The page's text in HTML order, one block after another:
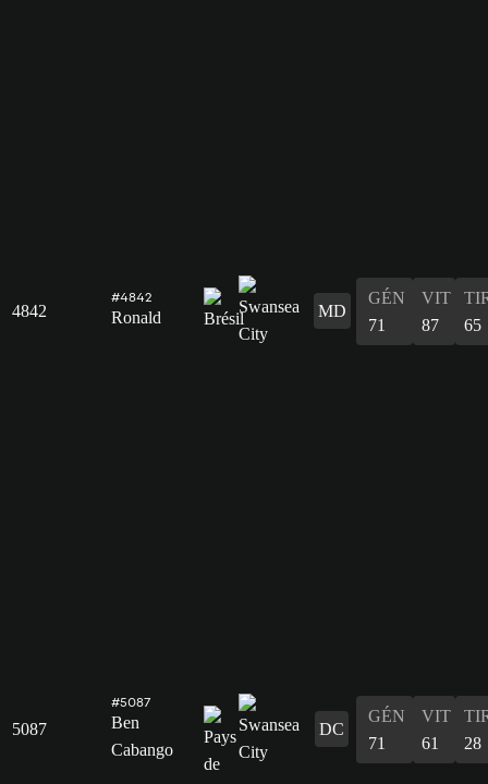
4842
#4842
Ronald MD
GÉN
71
VIT
87
65
5087
#5087
Ben
Cabango
DC
GÉN
71
VIT
61
28